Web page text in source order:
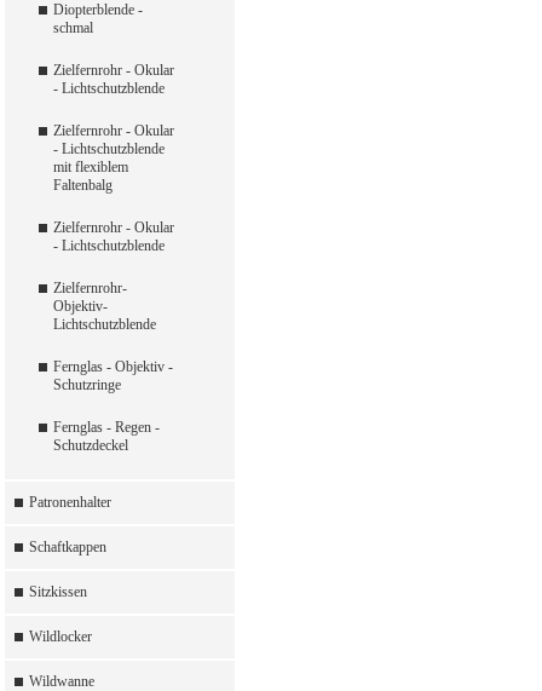
Diopterblende -
schmal
Zielfernrohr - Okular
- Lichtschutzblende
Zielfernrohr - Okular
- Lichtschutzblende
mit flexiblem
Faltenbalg
Zielfernrohr - Okular
- Lichtschutzblende
Zielfernrohr-
Objektiv-
Lichtschutzblende
Fernglas - Objektiv -
Schutzringe
Fernglas - Regen -
Schutzdeckel
Patronenhalter
Schaftkappen
Sitzkissen
Wildlocker
Wildwanne